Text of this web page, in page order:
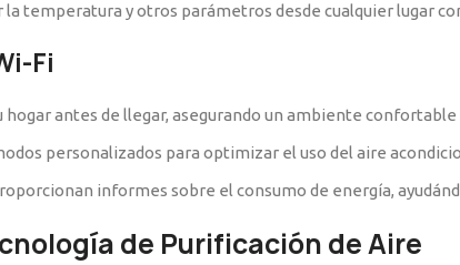
temperatura y otros parámetros desde cualquier lugar
Fi
antes de llegar, asegurando un ambiente confortable
personalizados para optimizar el uso del aire
informes sobre el consumo de energía,
de Purificación de Aire